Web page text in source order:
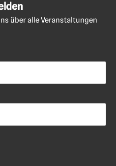
über alle Veranstaltungen